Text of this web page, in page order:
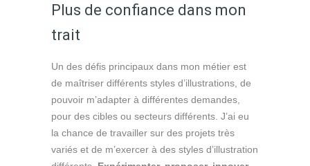
Plus de confiance dans mon
trait
Un des défis principaux dans mon métier est
de maîtriser différents styles d’illustrations, de
pouvoir m’adapter à différentes demandes,
pour des cibles ou secteurs différents. J’ai eu
la chance de travailler sur des projets très
variés et de m’exercer à des styles d’illustration